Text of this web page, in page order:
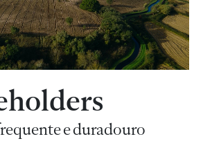
e duradouro